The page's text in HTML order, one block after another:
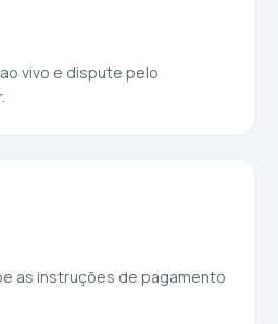
vivo e dispute pelo
as instruções de pagamento